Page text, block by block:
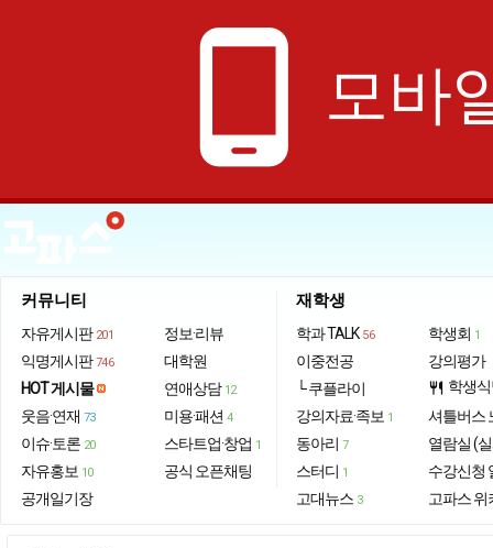
phone_android 모바
커뮤니티
자유게시판 201
익명게시판 746
HOT 게시물
웃음·연재 73
이슈·토론 20
자유홍보 10
공개일기장
정보·리뷰
대학원
연애상담 12
미용·패션 4
스타트업·창업 1
공식 오픈채팅
재학생
학과 TALK 56
이중전공
└ 쿠플라이
강의자료·족보 1
동아리 7
스터디 1
고대뉴스 3
학생회 1
강의평가
restaurant 학생
셔틀버스
열람실 (
수강신청
고파스 위